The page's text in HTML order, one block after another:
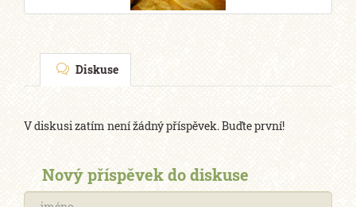
Diskuse
V diskusi zatím není žádný příspěvek. Buďte první!
Nový příspěvek do diskuse